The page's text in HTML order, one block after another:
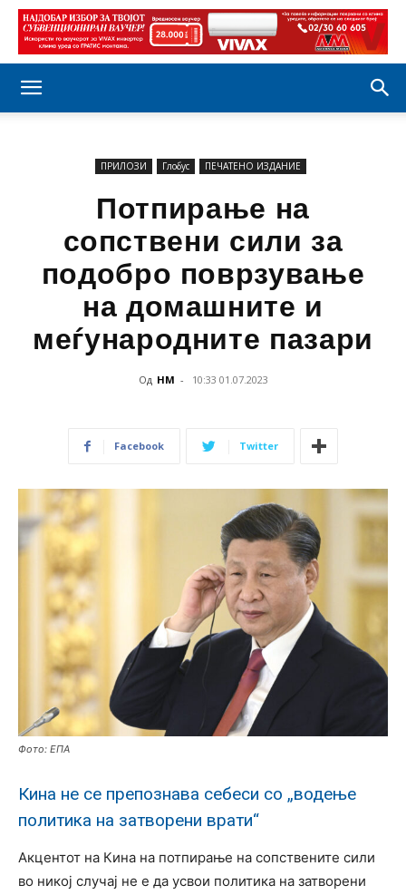
ПРИЛОЗИ Глобус ПЕЧАТЕНО ИЗДАНИЕ
Потпирање на
сопствени сили за
подобро поврзување
на домашните и
меѓународните пазари
Од НМ - 10:33 01.07.2023
Facebook Twitter
Фото: ЕПА
Кина не се препознава себеси со „водење
политика на затворени врати“
Акцентот на Кина на потпирање на сопствените сили
во никој случај не е да усвои политика на затворени